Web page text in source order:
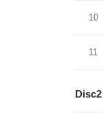
10
11
Disc2